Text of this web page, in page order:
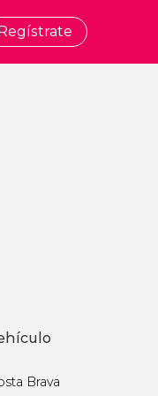
Brava